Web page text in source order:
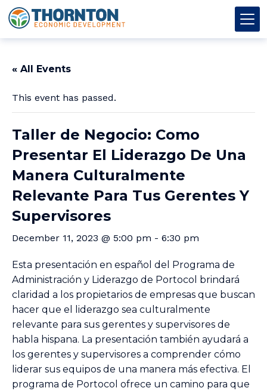
Skip to content
Main Navigation
Thornton OED
« All Events
This event has passed.
Taller de Negocio: Como
Presentar El Liderazgo De Una
Manera Culturalmente
Relevante Para Tus Gerentes Y
Supervisores
December 11, 2023 @ 5:00 pm - 6:30 pm
Esta presentación en español del Programa de
Administración y Liderazgo de Portocol brindará
claridad a los propietarios de empresas que buscan
hacer que el liderazgo sea culturalmente
relevante para sus gerentes y supervisores de
habla hispana. La presentación también ayudará a
los gerentes y supervisores a comprender cómo
liderar sus equipos de una manera más efectiva. El
programa de Portocol ofrece un camino para que